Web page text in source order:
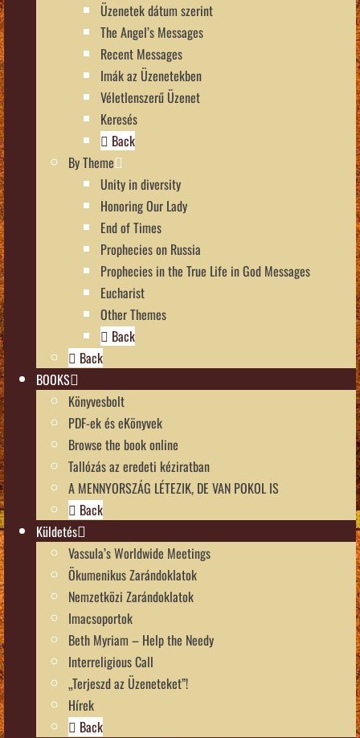
Üzenetek dátum szerint
The Angel’s Messages
Recent Messages
Imák az Üzenetekben
Véletlenszerű Üzenet
Keresés
Back
By Theme
Unity in diversity
Honoring Our Lady
End of Times
Prophecies on Russia
Prophecies in the True Life in God Messages
Eucharist
Other Themes
Back
Back
BOOKS
Könyvesbolt
PDF-ek és eKönyvek
Browse the book online
Tallózás az eredeti kéziratban
A MENNYORSZÁG LÉTEZIK, DE VAN POKOL IS
Back
Küldetés
Vassula’s Worldwide Meetings
Ökumenikus Zarándoklatok
Nemzetközi Zarándoklatok
Imacsoportok
Beth Myriam – Help the Needy
Interreligious Call
„Terjeszd az Üzeneteket”!
Hírek
Back